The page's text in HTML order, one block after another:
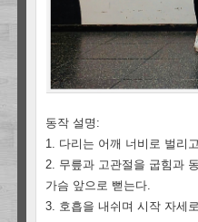
동작 설명:
1. 다리는 어깨 너비로 벌리
2. 무릎과 고관절을 굽힘과
가슴 앞으로 뻗는다.
3. 호흡을 내쉬며 시작 자세